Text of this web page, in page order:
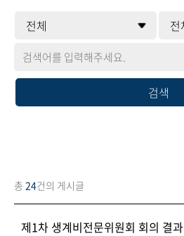
검색
총 24건의 게시글
제1차 생계비전문위원회 회의 결과